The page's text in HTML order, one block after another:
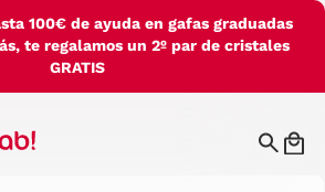
100€ de ayuda en gafas graduadas
te regalamos un 2º par de cristales
GRATIS